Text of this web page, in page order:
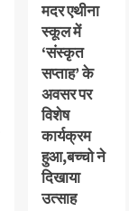
मदर एथीना
स्कूल में
‘संस्कृत
सप्ताह’ के
अवसर पर
विशेष
कार्यक्रम
हुआ,बच्चो ने
दिखाया
उत्साह